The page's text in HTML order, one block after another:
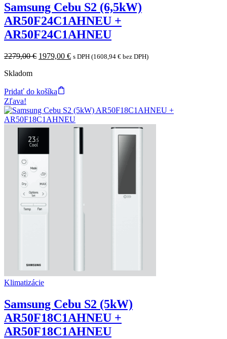
Samsung Cebu S2 (6,5kW)
AR50F24C1AHNEU +
AR50F24C1AHNEU
2279,00€ Original
1979,00 €Current
s DPH (1608,94 € bez DPH)
Skladom
Pridať do košíka
Zľava!
Klimatizácie
Samsung Cebu S2 (5kW)
AR50F18C1AHNEU +
AR50F18C1AHNEU